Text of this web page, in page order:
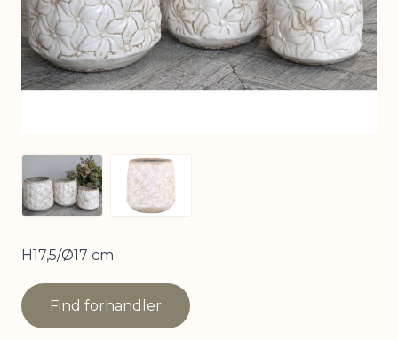
View larger imageView larger image
H17,5/Ø17 cm
Find forhandler